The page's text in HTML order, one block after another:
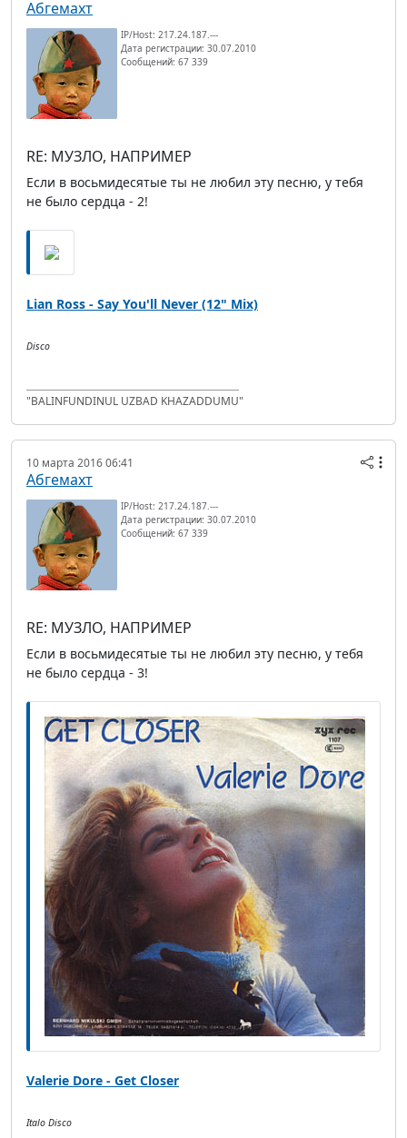
Абгемахт
IP/Host: 217.24.187.---
Дата регистрации: 30.07.2010
Сообщений: 67 339
RE: МУЗЛО, НАПРИМЕР
Если в восьмидесятые ты не любил эту песню, у тебя
не было сердца - 2!
Lian Ross - Say You'll Never (12" Mix)
Disco
"BALINFUNDINUL UZBAD KHAZADDUMU"
10 марта 2016 06:41
Абгемахт
IP/Host: 217.24.187.---
Дата регистрации: 30.07.2010
Сообщений: 67 339
RE: МУЗЛО, НАПРИМЕР
Если в восьмидесятые ты не любил эту песню, у тебя
не было сердца - 3!
Valerie Dore - Get Closer
Italo Disco